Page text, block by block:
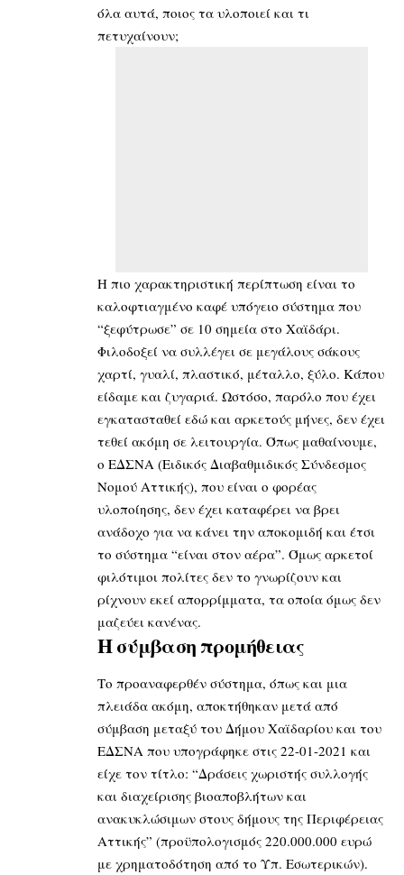
όλα αυτά, ποιος τα υλοποιεί και τι
πετυχαίνουν;
Η πιο χαρακτηριστική περίπτωση είναι το
καλοφτιαγμένο καφέ υπόγειο σύστημα που
“ξεφύτρωσε” σε 10 σημεία στο Χαϊδάρι.
Φιλοδοξεί να συλλέγει σε μεγάλους σάκους
χαρτί, γυαλί, πλαστικό, μέταλλο, ξύλο. Κάπου
είδαμε και ζυγαριά. Ωστόσο, παρόλο που έχει
εγκατασταθεί εδώ και αρκετούς μήνες, δεν έχει
τεθεί ακόμη σε λειτουργία. Όπως μαθαίνουμε,
ο ΕΔΣΝΑ (Ειδικός Διαβαθμιδικός Σύνδεσμος
Νομού Αττικής), που είναι ο φορέας
υλοποίησης, δεν έχει καταφέρει να βρει
ανάδοχο για να κάνει την αποκομιδή και έτσι
το σύστημα “είναι στον αέρα”. Όμως αρκετοί
φιλότιμοι πολίτες δεν το γνωρίζουν και
ρίχνουν εκεί απορρίμματα, τα οποία όμως δεν
μαζεύει κανένας.
Η σύμβαση προμήθειας
Το προαναφερθέν σύστημα, όπως και μια
πλειάδα ακόμη, αποκτήθηκαν μετά από
σύμβαση μεταξύ του Δήμου Χαϊδαρίου και του
ΕΔΣΝΑ που υπογράφηκε στις 22-01-2021 και
είχε τον τίτλο: “Δράσεις χωριστής συλλογής
και διαχείρισης βιοαποβλήτων και
ανακυκλώσιμων στους δήμους της Περιφέρειας
Αττικής” (προϋπολογισμός 220.000.000 ευρώ
με χρηματοδότηση από το Υπ. Εσωτερικών).